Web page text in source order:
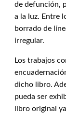
de defunción,
a la luz. Entre
borrado de
irregular.
Los trabajos
dicho libro.
pueda ser
libro original